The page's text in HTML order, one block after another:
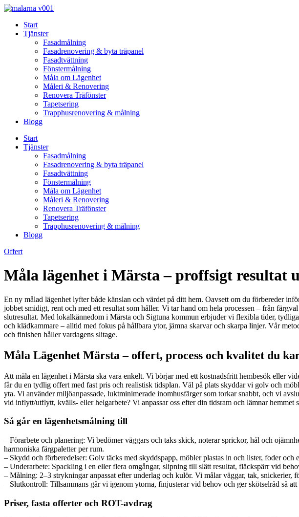
Skip
contentStart
Tjänster
Fasadmålning
Fasadrenovering & byta träpanel
Fasadtvättning
Fönstermålning
Måla om Lägenhet
Måleri & Renovering
Renovera Träfönster
Tapetsering
Trapphusrenovering & målning
Blogg
Start
Tjänster
Fasadmålning
Fasadrenovering & byta träpanel
Fasadtvättning
Fönstermålning
Måla om Lägenhet
Måleri & Renovering
Renovera Träfönster
Tapetsering
Trapphusrenovering & målning
Blogg
Offert
Måla lägenhet i Märsta – proffsigt resultat
En ny målad lägenhet lyfter både känslan och värdet på ditt hem. Oavsett om du förbereder
jobbet smidigt, rent och med ett resultat som håller. Vi tar hand om hela processen – från
slutresultat. Med lokalkännedom i Märsta och Sigtuna kommun erbjuder vi flexibla tider,
och klädkammare – alltid med fokus på hållbara ytor, jämna skarvar och skarpa linjer. Vår
och finishen håller vardagens slitage.
Måla Lägenhet Märsta – offert, process och kvalitet du
Att måla en lägenhet i Märsta ska vara enkelt. Vi börjar med ett kostnadsfritt hembesök eller
får du en tydlig offert med fast pris och realistisk tidsplan. Väl på plats skyddar vi golv och
yta. Vi använder miljöanpassade, luktminimerade inomhusfärger som torkar snabbt, och vi
vid inflytt/utflytt, kvälls- eller helgarbete? Vi anpassar oss efter din tidsram och lämnar hemmet
Så går en lägenhetsmålning till
– Förarbete och planering: Vi bedömer väggars och taks skick, noterar sprickor, hål och
harmoniska färgpaletter per rum.
– Skydd och förberedelser: Golv täcks med skyddspapp, möbler plastas in och lister, foder
– Underarbete: Spackling i en eller flera omgångar, slipning till slätt resultat, fläckspärr vid
– Målning: 2–3 strykningar anpassat efter underlag och kulör. Vi målar väggar, tak,
– Slutkontroll: Tillsammans går vi igenom ytorna, finjusterar vid behov och ger skötselråd så
Priser, fasta offerter och ROT-avdrag